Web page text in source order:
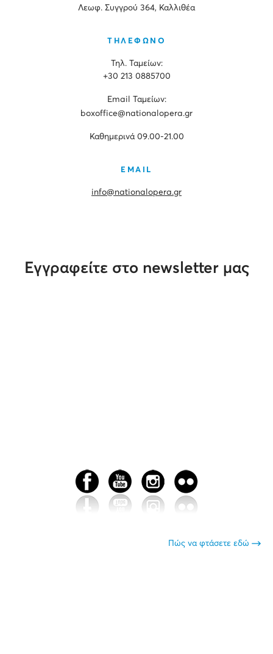
Λεωφ. Συγγρού 364, Καλλιθέα
ΤΗΛΕΦΩΝΟ
Τηλ. Ταμείων:
+30 213 0885700
Εmail Ταμείων:
boxoffice@nationalopera.gr
Καθημερινά 09.00-21.00
EMAIL
info@nationalopera.gr
Εγγραφείτε στο newsletter μας
Πώς να φτάσετε εδώ